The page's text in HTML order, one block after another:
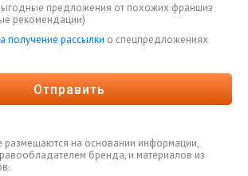
предложения от похожих франшиз
рекомендации)
получение рассылки о спецпредложениях
Отправить
на основании информации,
бренда, и материалов из